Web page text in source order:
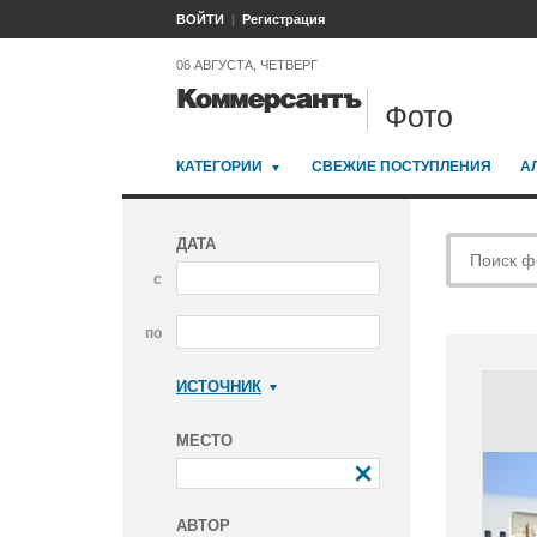
ВОЙТИ Регистрация
06 АВГУСТА, ЧЕТВЕРГ
Фото
КАТЕГОРИИ СВЕЖИЕ ПОСТУПЛЕНИЯ
ДАТА
с
по
ИСТОЧНИК
МЕСТО
АВТОР